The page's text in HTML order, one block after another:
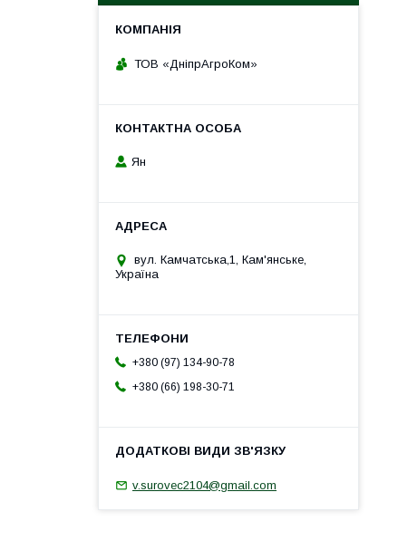
ТОВ «ДніпрАгроКом»
Ян
вул. Камчатська,1, Кам'янське,
Україна
+380 (97) 134-90-78
+380 (66) 198-30-71
v.surovec2104@gmail.com